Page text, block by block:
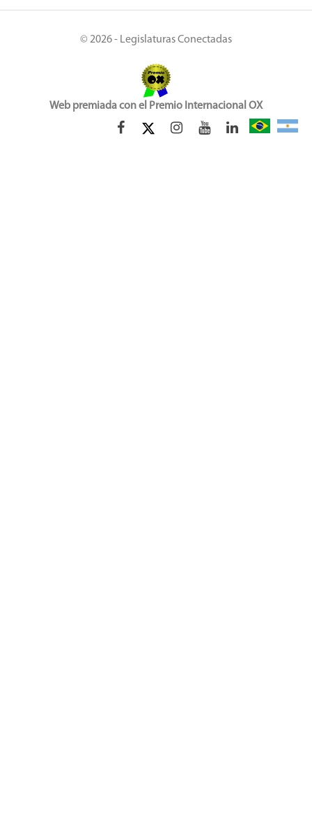
© 2026 - Legislaturas Conectadas
Web premiada con el Premio Internacional OX